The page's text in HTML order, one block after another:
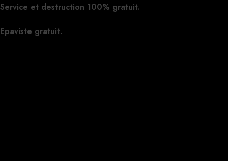
Service et destruction 100% gratuit.
Epaviste gratuit.